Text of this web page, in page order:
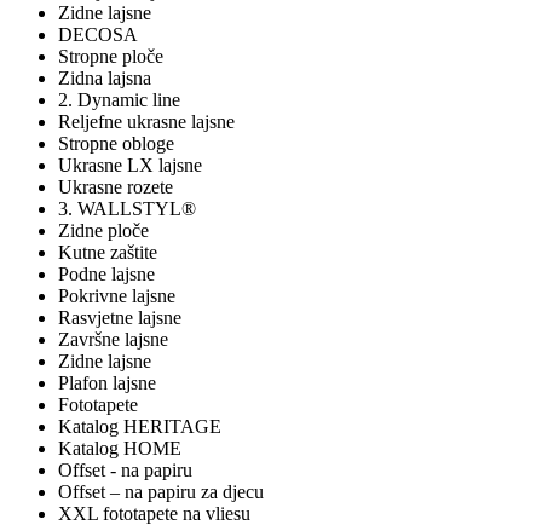
Zidne lajsne
DECOSA
Stropne ploče
Zidna lajsna
2. Dynamic line
Reljefne ukrasne lajsne
Stropne obloge
Ukrasne LX lajsne
Ukrasne rozete
3. WALLSTYL®
Zidne ploče
Kutne zaštite
Podne lajsne
Pokrivne lajsne
Rasvjetne lajsne
Završne lajsne
Zidne lajsne
Plafon lajsne
Fototapete
Katalog HERITAGE
Katalog HOME
Offset - na papiru
Offset – na papiru za djecu
XXL fototapete na vliesu